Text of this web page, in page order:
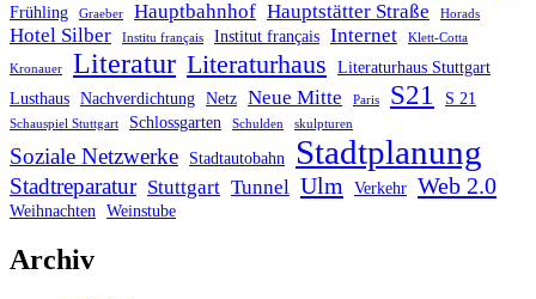
Frühling Graeber Hauptbahnhof Hauptstätter Straße Horads
Hotel Silber Institu français Institut français Internet Klett-Cotta
Kronauer Literatur Literaturhaus
Literaturhaus Stuttgart
Lusthaus Nachverdichtung Netz Neue Mitte Paris S21 S 21
Schauspiel Stuttgart Schlossgarten Schulden skulpturen
Soziale Netzwerke Stadtautobahn Stadtplanung
Stadtreparatur Stuttgart Tunnel Ulm Verkehr Web 2.0
Weihnachten Weinstube
Archiv